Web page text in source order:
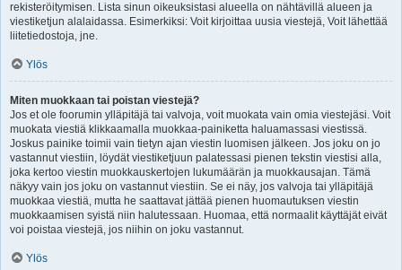
rekisteröitymisen. Lista sinun oikeuksistasi alueella on nähtävillä alueen ja
viestiketjun alalaidassa. Esimerkiksi: Voit kirjoittaa uusia viestejä, Voit lähettää
liitetiedostoja, jne.
Ylös
Miten muokkaan tai poistan viestejä?
Jos et ole foorumin ylläpitäjä tai valvoja, voit muokata vain omia viestejäsi. Voit
muokata viestiä klikkaamalla muokkaa-painiketta haluamassasi viestissä.
Joskus painike toimii vain tietyn ajan viestin luomisen jälkeen. Jos joku on jo
vastannut viestiin, löydät viestiketjuun palatessasi pienen tekstin viestisi alla,
joka kertoo viestin muokkauskertojen lukumäärän ja muokkausajan. Tämä
näkyy vain jos joku on vastannut viestiin. Se ei näy, jos valvoja tai ylläpitäjä
muokkaa viestiä, mutta he saattavat jättää pienen huomautuksen viestin
muokkaamisen syistä niin halutessaan. Huomaa, että normaalit käyttäjät eivät
voi poistaa viestejä, jos niihin on joku vastannut.
Ylös